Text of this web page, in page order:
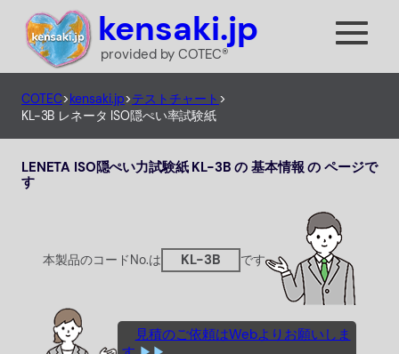
kensaki.jp
provided by COTEC®
COTEC>kensaki.jp>テストチャート >
KL-3B レネータ ISO隠ぺい率試験紙
LENETA ISO隠ぺい力試験紙 KL-3B の 基本情報 の ページで
す
本製品のコードNo.は KL-3B です
見積のご依頼はWebよりお願いしま